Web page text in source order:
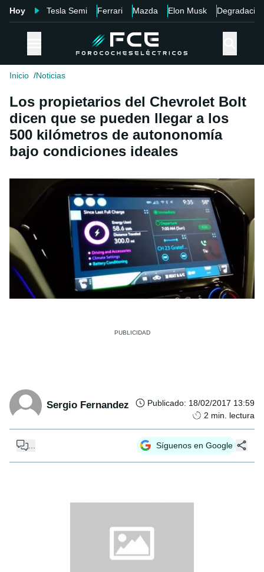
Hoy Tesla Semi Ferrari Mazda Elon Musk Degradación
Inicio Noticias
Los propietarios del Chevrolet Bolt
dicen que se pueden llegar a los
500 kilómetros de autononomía
bajo condiciones ideales
Sergio Fernandez Publicado: 18/02/2017 13:59
2 min. lectura
Síguenos en Google